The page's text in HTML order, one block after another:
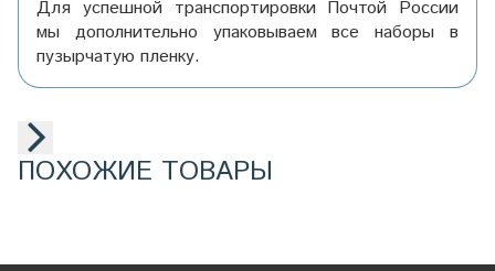
Для успешной транспортировки Почтой России
мы дополнительно упаковываем все наборы в
пузырчатую пленку.
ПОХОЖИЕ ТОВАРЫ